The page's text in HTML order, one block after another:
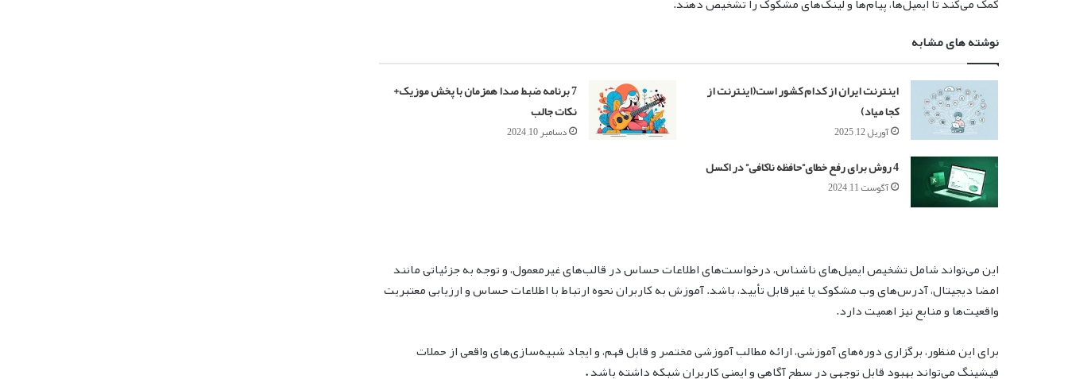
نوشته های مشابه
اینترنت ایران از کدام کشور است(اینترنت از
کجا میاد)
آوریل 12, 2025
7 برنامه ضبط صدا همزمان با پخش موزیک+
نکات جالب
دسامبر 10, 2024
4 روش برای رفع خطای”حافظه ناکافی” در اکسل
آگوست 11, 2024
این می‌تواند شامل تشخیص ایمیل‌های ناشناس، درخواست‌های اطلاعات حساس در قالب‌های غیرمعمول، و توجه به جزئیاتی مانند
امضا دیجیتال، آدرس‌های وب مشکوک یا غیرقابل تأیید، باشد. آموزش به کاربران نحوه ارتباط با اطلاعات حساس و ارزیابی معتبریت
واقعیت‌ها و منابع نیز اهمیت دارد.
برای این منظور، برگزاری دوره‌های آموزشی، ارائه مطالب آموزشی مختصر و قابل فهم، و ایجاد شبیه‌سازی‌های واقعی از حملات
فیشینگ می‌تواند بهبود قابل توجهی در سطح آگاهی و ایمنی کاربران شبکه داشته باشد.